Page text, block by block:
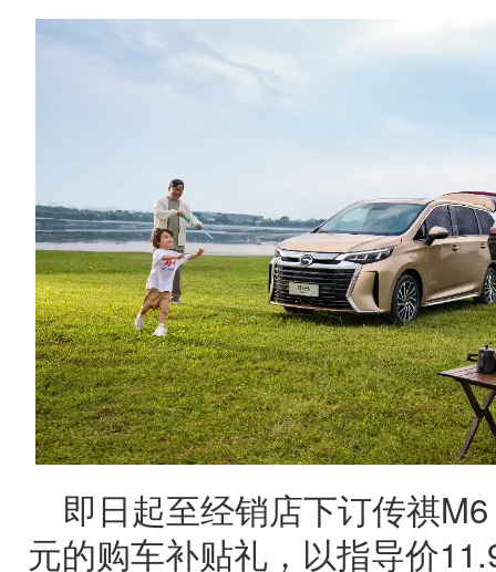
即日起至经销店下订传祺
元的购车补贴礼，以指导价